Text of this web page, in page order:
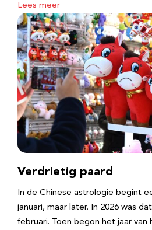
Lees meer
Verdrietig paard
In de Chinese astrologie begint
januari, maar later. In 2026 was
februari. Toen begon het jaar van